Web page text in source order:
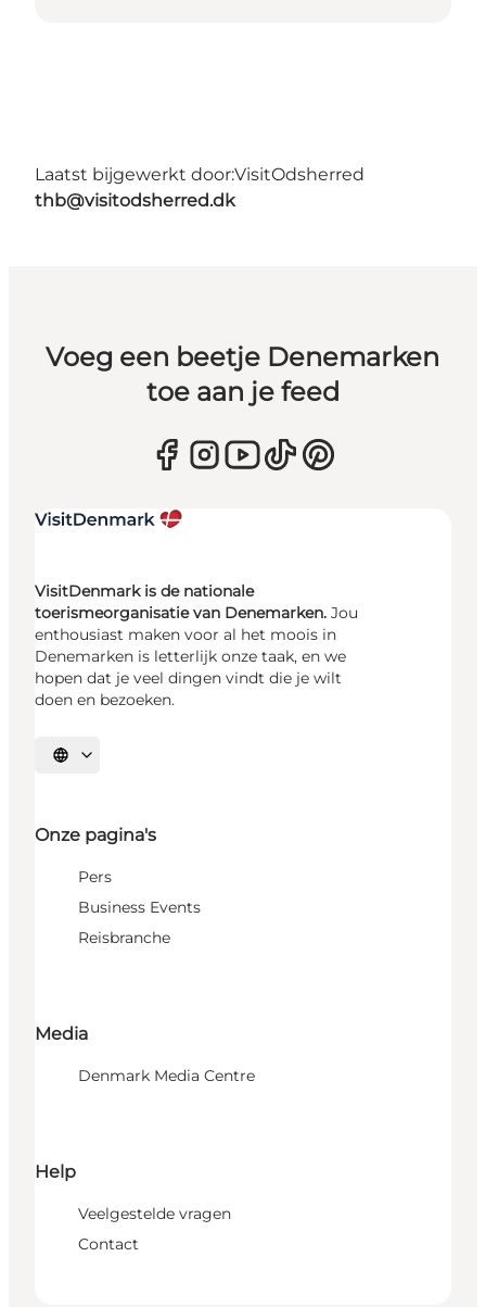
Laatst bijgewerkt door:VisitOdsherred
thb@visitodsherred.dk
Voeg een beetje Denemarken
toe aan je feed
VisitDenmark is de nationale
toerismeorganisatie van Denemarken. Jou
enthousiast maken voor al het moois in
Denemarken is letterlijk onze taak, en we
hopen dat je veel dingen vindt die je wilt
doen en bezoeken.
Selecteer taal
Onze pagina's
Pers
Business Events
Reisbranche
Media
Denmark Media Centre
Help
Veelgestelde vragen
Contact